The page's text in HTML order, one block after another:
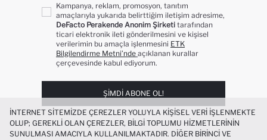
Kampanya, reklam, promosyon, tanıtım
amaçlarıyla yukarıda belirttiğim iletişim adresime,
DeFacto Perakende Anonim Şirketi tarafından
ticari elektronik ileti gönderilmesini ve kişisel
verilerimin bu amaçla işlenmesini ETK
Bilgilendirme Metni’nde açıklanan kurallar
çerçevesinde kabul ediyorum.
ŞIMDI ABONE OL!
İNTERNET SITEMIZDE ÇEREZLER YOLUYLA KIŞISEL VERI IŞLENMEKTE
OLUP; GEREKLI OLAN ÇEREZLER, BILGI TOPLUMU HIZMETLERININ
SUNULMASI AMACIYLA KULLANILMAKTADIR. DIĞER BIRINCI VE